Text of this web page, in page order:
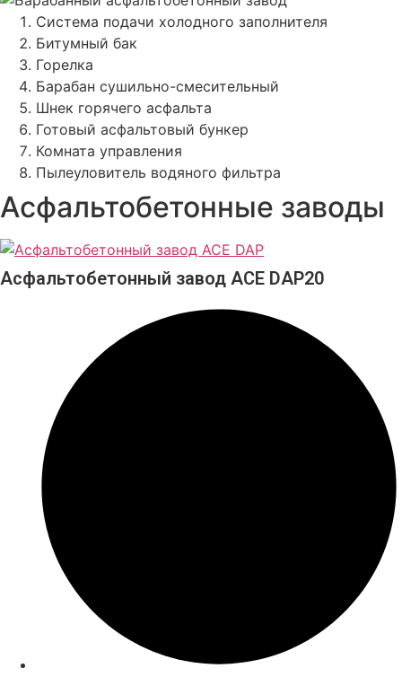
Система подачи холодного заполнителя
Битумный бак
Горелка
Барабан сушильно-смесительный
Шнек горячего асфальта
Готовый асфальтовый бункер
Комната управления
Пылеуловитель водяного фильтра
Асфальтобетонные заводы
Асфальтобетонный завод ACE DAP20